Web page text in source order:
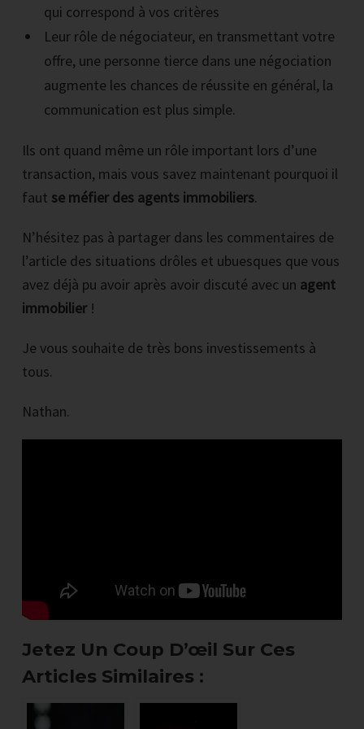
qui correspond à vos critères
Leur rôle de négociateur, en transmettant votre
offre, une personne tierce dans une négociation
augmente les chances de réussite en général, la
communication est plus simple.
Ils ont quand même un rôle important lors d’une
transaction, mais vous savez maintenant pourquoi il
faut se méfier des agents immobiliers.
N’hésitez pas à partager dans les commentaires de
l’article des situations drôles et ubuesques que vous
avez déjà pu avoir après avoir discuté avec un agent
immobilier !
Je vous souhaite de très bons investissements à
tous.
Nathan.
Jetez Un Coup D’œil Sur Ces
Articles Similaires :